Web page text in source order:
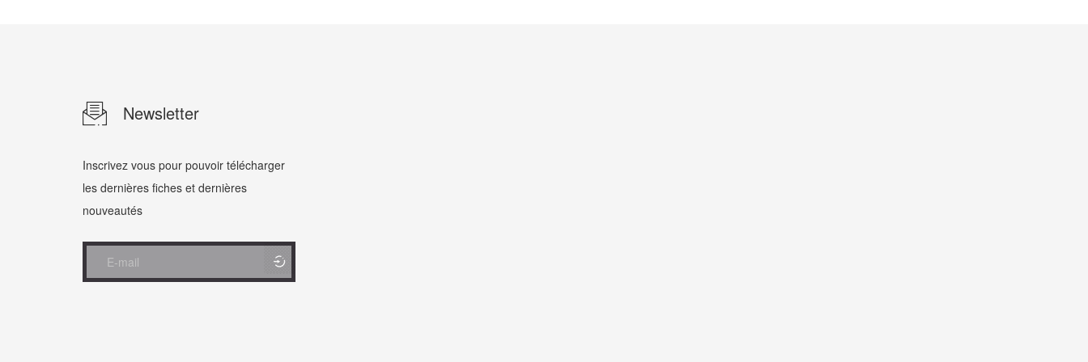
Newsletter
Inscrivez vous pour pouvoir télécharger
les dernières fiches et dernières
nouveautés